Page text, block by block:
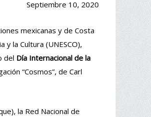
Septiembre 10, 2020
mexicanas y de Costa
la Cultura (UNESCO),
del Día Internacional de la
“Cosmos”, de Carl
la Red Nacional de